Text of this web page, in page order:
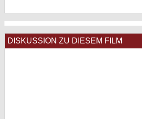
DISKUSSION ZU DIESEM FILM